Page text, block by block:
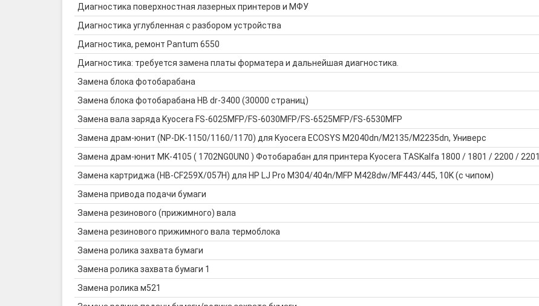
Диагностика поверхностная лазерных принтеров и МФУ
Диагностика углубленная с разбором устройства
Диагностика, ремонт Pantum 6550
Диагностика: требуется замена платы форматера и дальнейшая диагностика.
Замена блока фотобарабана
Замена блока фотобарабана HB dr-3400 (30000 страниц)
Замена вала заряда Kyocera FS-6025MFP/FS-6030MFP/FS-6525MFP/FS-6530MFP
Замена драм-юнит (NP-DK-1150/1160/1170) для Kyocera ECOSYS M2040dn/M2135/M2235dn, Универс
Замена драм-юнит MK-4105 ( 1702NG0UN0 ) Фотобарабан для принтера Kyocera TASKalfa 1800 / 1801 / 2200 / 2201
Замена картриджа (HB-CF259X/057H) для HP LJ Pro M304/404n/MFP M428dw/MF443/445, 10K (с чипом)
Замена привода подачи бумаги
Замена резинового (прижимного) вала
Замена резинового прижимного вала термоблока
Замена ролика захвата бумаги
Замена ролика захвата бумаги 1
Замена ролика м521